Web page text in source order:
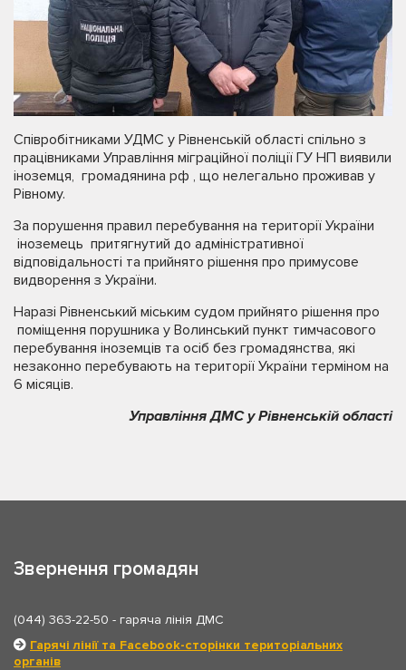
Співробітниками УДМС у Рівненській області спільно з
працівниками Управління міграційної поліції ГУ НП виявили
іноземця, громадянина рф , що нелегально проживав у
Рівному.
За порушення правил перебування на території України
іноземець притягнутий до адміністративної
відповідальності та прийнято рішення про примусове
видворення з України.
Наразі Рівненський міським судом прийнято рішення про
поміщення порушника у Волинський пункт тимчасового
перебування іноземців та осіб без громадянства, які
незаконно перебувають на території України терміном на
6 місяців.
Управління ДМС у Рівненській області
Звернення громадян
(044) 363-22-50 - гаряча лінія ДМС
Гарячі лінії та Facebook-сторінки територіальних
органів